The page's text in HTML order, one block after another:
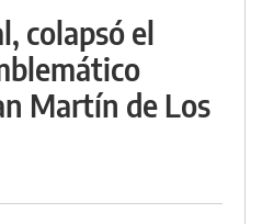
colapsó el
Martín de Los